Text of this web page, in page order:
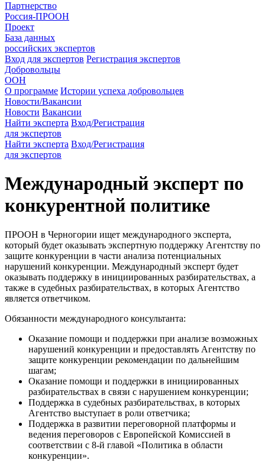
Партнерство
Россия-ПРООН
Проект
База данных
российских экспертов
Вход для экспертов Регистрация экспертов
Добровольцы
ООН
О программе Истории успеха добровольцев
Новости/Вакансии
Новости Вакансии
Найти эксперта Вход/Регистрация
для экспертов
Найти эксперта Вход/Регистрация
для экспертов
Международный эксперт по
конкурентной политике
ПРООН в Черногории ищет международного эксперта,
который будет оказывать экспертную поддержку Агентству по
защите конкуренции в части анализа потенциальных
нарушений конкуренции. Международный эксперт будет
оказывать поддержку в инициированных разбирательствах, а
также в судебных разбирательствах, в которых Агентство
является ответчиком.
Обязанности международного консультанта:
Оказание помощи и поддержки при анализе возможных
нарушений конкуренции и предоставлять Агентству по
защите конкуренции рекомендации по дальнейшим
шагам;
Оказание помощи и поддержки в инициированных
разбирательствах в связи с нарушением конкуренции;
Поддержка в судебных разбирательствах, в которых
Агентство выступает в роли ответчика;
Поддержка в развитии переговорной платформы и
ведения переговоров с Европейской Комиссией в
соответствии с 8-й главой «Политика в области
конкуренции».